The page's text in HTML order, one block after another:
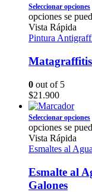
Seleccionar opciones
opciones se
Vista Rápida
Pintura
0 out of 5
$21.900
Seleccionar opciones
opciones se
Vista Rápida
Esmaltes al Agua
Esmalte al
Galones